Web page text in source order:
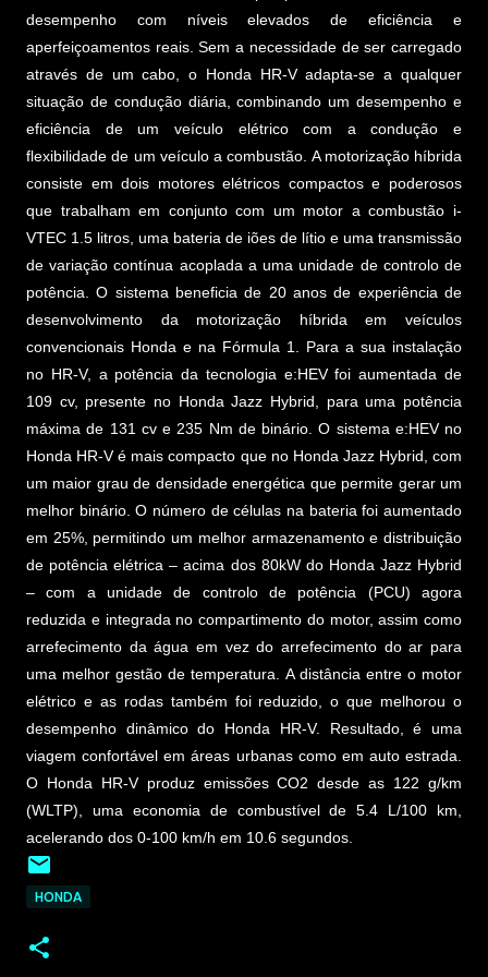
desempenho com níveis elevados de eficiência e
aperfeiçoamentos reais. Sem a necessidade de ser carregado
através de um cabo, o Honda HR-V adapta-se a qualquer
situação de condução diária, combinando um desempenho e
eficiência de um veículo elétrico com a condução e
flexibilidade de um veículo a combustão. A motorização híbrida
consiste em dois motores elétricos compactos e poderosos
que trabalham em conjunto com um motor a combustão i-
VTEC 1.5 litros, uma bateria de iões de lítio e uma transmissão
de variação contínua acoplada a uma unidade de controlo de
potência. O sistema beneficia de 20 anos de experiência de
desenvolvimento da motorização híbrida em veículos
convencionais Honda e na Fórmula 1. Para a sua instalação
no HR-V, a potência da tecnologia e:HEV foi aumentada de
109 cv, presente no Honda Jazz Hybrid, para uma potência
máxima de 131 cv e 235 Nm de binário. O sistema e:HEV no
Honda HR-V é mais compacto que no Honda Jazz Hybrid, com
um maior grau de densidade energética que permite gerar um
melhor binário. O número de células na bateria foi aumentado
em 25%, permitindo um melhor armazenamento e distribuição
de potência elétrica – acima dos 80kW do Honda Jazz Hybrid
– com a unidade de controlo de potência (PCU) agora
reduzida e integrada no compartimento do motor, assim como
arrefecimento da água em vez do arrefecimento do ar para
uma melhor gestão de temperatura. A distância entre o motor
elétrico e as rodas também foi reduzido, o que melhorou o
desempenho dinâmico do Honda HR-V. Resultado, é uma
viagem confortável em áreas urbanas como em auto estrada.
O Honda HR-V produz emissões CO2 desde as 122 g/km
(WLTP), uma economia de combustível de 5.4 L/100 km,
acelerando dos 0-100 km/h em 10.6 segundos.
HONDA